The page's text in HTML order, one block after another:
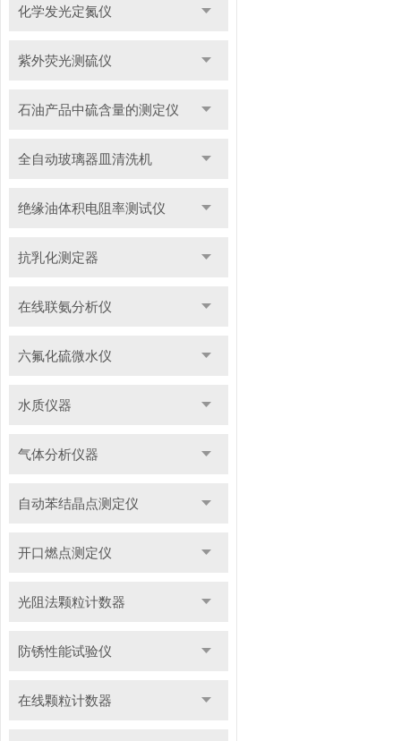
化学发光定氮仪
紫外荧光测硫仪
石油产品中硫含量的测定仪
全自动玻璃器皿清洗机
绝缘油体积电阻率测试仪
抗乳化测定器
在线联氨分析仪
六氟化硫微水仪
水质仪器
气体分析仪器
自动苯结晶点测定仪
开口燃点测定仪
光阻法颗粒计数器
防锈性能试验仪
在线颗粒计数器